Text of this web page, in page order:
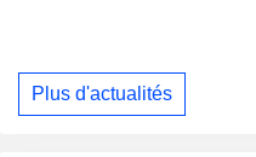
Plus d'actualités